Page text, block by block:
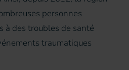
personnes
à des troubles de santé
traumatiques